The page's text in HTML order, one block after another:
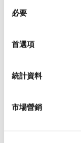
必要
首選項
統計資料
市場營銷
規格